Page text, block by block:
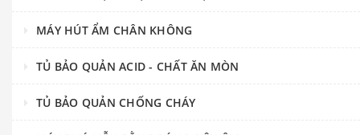
MÁY HÚT ẨM CHÂN KHÔNG
TỦ BẢO QUẢN ACID - CHẤT ĂN MÒN
TỦ BẢO QUẢN CHỐNG CHÁY